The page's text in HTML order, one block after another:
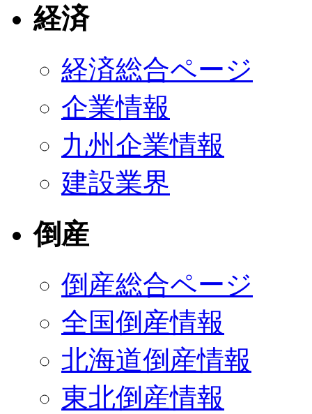
経済
経済総合ページ
企業情報
九州企業情報
建設業界
倒産
倒産総合ページ
全国倒産情報
北海道倒産情報
東北倒産情報